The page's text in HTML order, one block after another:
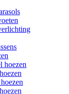
hoezen